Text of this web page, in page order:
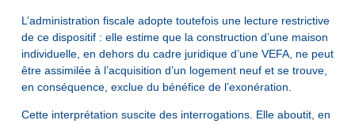
L’administration fiscale adopte toutefois une lecture restrictive
de ce dispositif : elle estime que la construction d’une maison
individuelle, en dehors du cadre juridique d’une VEFA, ne peut
être assimilée à l’acquisition d’un logement neuf et se trouve,
en conséquence, exclue du bénéfice de l’exonération.
Cette interprétation suscite des interrogations. Elle aboutit, en